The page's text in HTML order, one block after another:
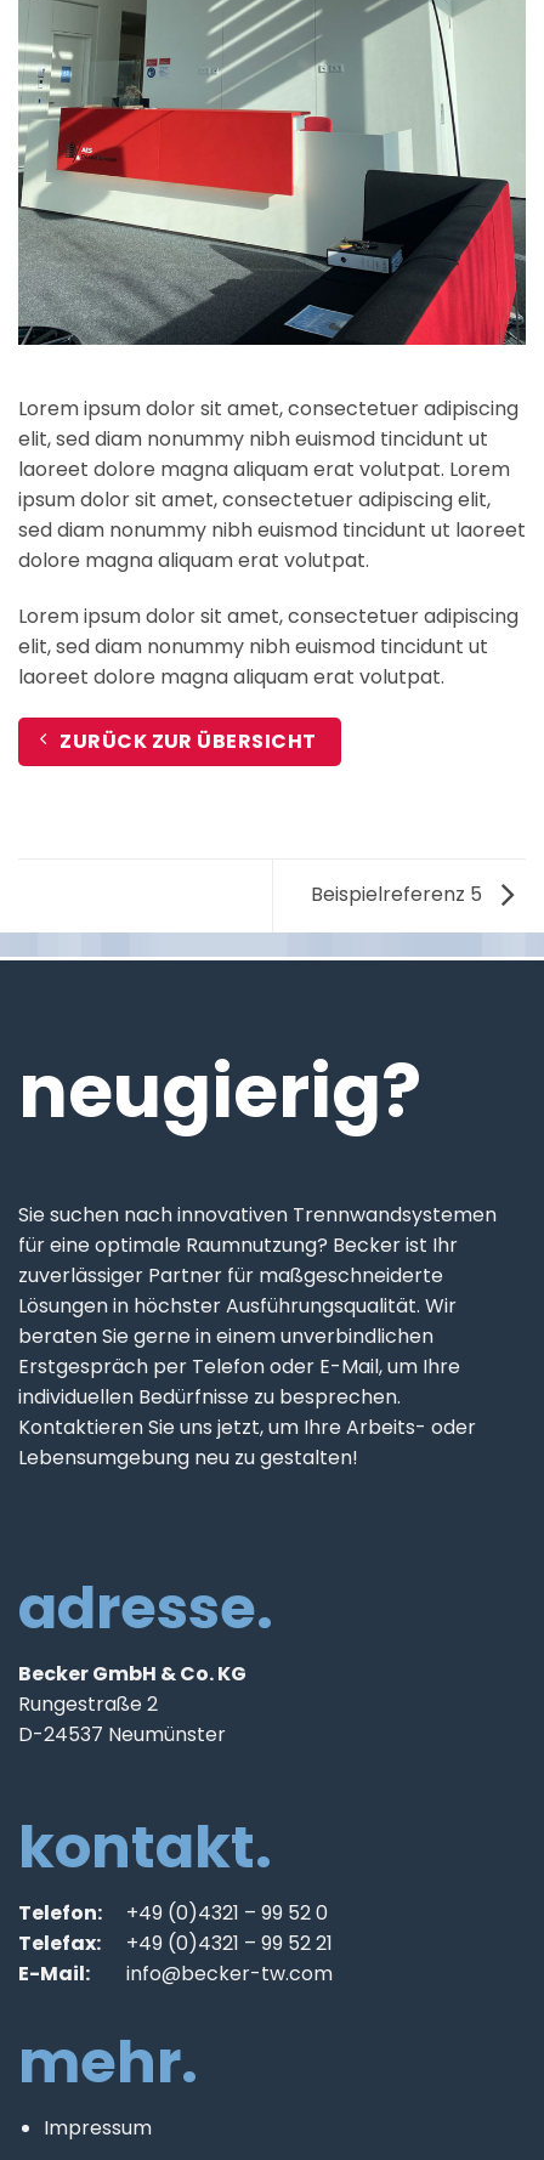
Lorem ipsum dolor sit amet, consectetuer adipiscing
elit, sed diam nonummy nibh euismod tincidunt ut
laoreet dolore magna aliquam erat volutpat. Lorem
ipsum dolor sit amet, consectetuer adipiscing elit,
sed diam nonummy nibh euismod tincidunt ut laoreet
dolore magna aliquam erat volutpat.
Lorem ipsum dolor sit amet, consectetuer adipiscing
elit, sed diam nonummy nibh euismod tincidunt ut
laoreet dolore magna aliquam erat volutpat.
ZURÜCK ZUR ÜBERSICHT
Beispielreferenz 5
neugierig?
Sie suchen nach innovativen Trennwandsystemen
für eine optimale Raumnutzung? Becker ist Ihr
zuverlässiger Partner für maßgeschneiderte
Lösungen in höchster Ausführungsqualität. Wir
beraten Sie gerne in einem unverbindlichen
Erstgespräch per Telefon oder E-Mail, um Ihre
individuellen Bedürfnisse zu besprechen.
Kontaktieren Sie uns jetzt, um Ihre Arbeits- oder
Lebensumgebung neu zu gestalten!
adresse.
Becker GmbH & Co. KG
Rungestraße 2
D-24537 Neumünster
kontakt.
Telefon:
Telefax:
E-Mail:
+49 (0)4321 – 99 52 0
+49 (0)4321 – 99 52 21
info@becker-tw.com
mehr.
Impressum